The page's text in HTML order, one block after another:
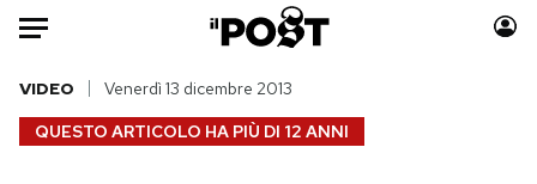
Auto
HOME
QUESTO ARTICOLO HA PIÙ DI 12 ANNI
VIDEO Venerdì 13 dicembre 2013